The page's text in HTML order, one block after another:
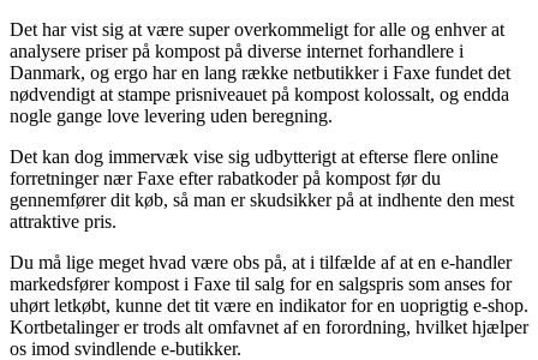
Det har vist sig at være super overkommeligt for alle og enhver at
analysere priser på kompost på diverse internet forhandlere i
Danmark, og ergo har en lang række netbutikker i Faxe fundet det
nødvendigt at stampe prisniveauet på kompost kolossalt, og endda
nogle gange love levering uden beregning.
Det kan dog immervæk vise sig udbytterigt at efterse flere online
forretninger nær Faxe efter rabatkoder på kompost før du
gennemfører dit køb, så man er skudsikker på at indhente den mest
attraktive pris.
Du må lige meget hvad være obs på, at i tilfælde af at en e-handler
markedsfører kompost i Faxe til salg for en salgspris som anses for
uhørt letkøbt, kunne det tit være en indikator for en uoprigtig e-shop.
Kortbetalinger er trods alt omfavnet af en forordning, hvilket hjælper
os imod svindlende e-butikker.